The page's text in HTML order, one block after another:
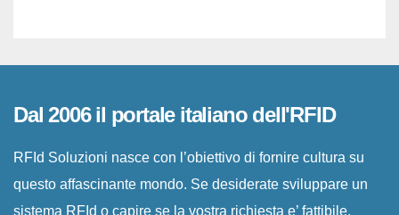
Dal 2006 il portale italiano dell'RFID
RFId Soluzioni nasce con l’obiettivo di fornire cultura su
questo affascinante mondo. Se desiderate sviluppare un
sistema RFId o capire se la vostra richiesta e’ fattibile,